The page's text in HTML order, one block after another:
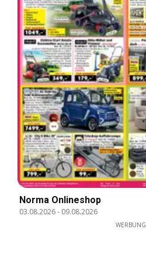
Norma Onlineshop
03.08.2026- 09.08.2026
WERBUNG